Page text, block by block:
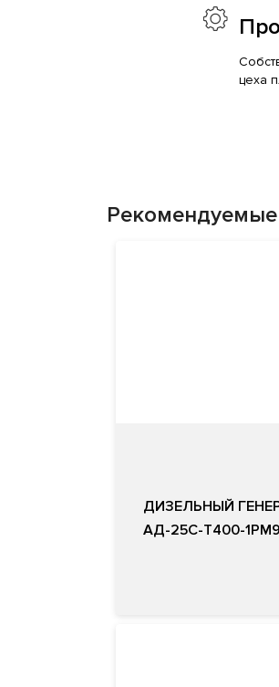
цеха
ДИЗЕЛЬНЫЙ
АД-25С-Т400-1РМ9